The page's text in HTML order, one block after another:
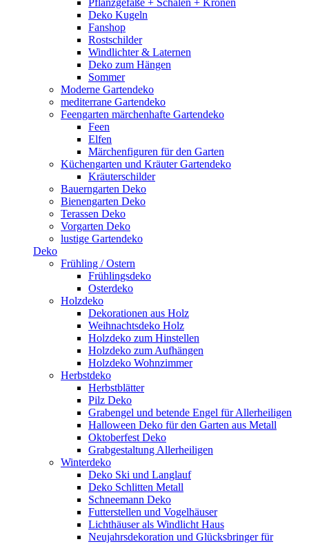
Pflanzgefäße + Schalen + Kronen
Deko Kugeln
Fanshop
Rostschilder
Windlichter & Laternen
Deko zum Hängen
Sommer
Moderne Gartendeko
mediterrane Gartendeko
Feengarten märchenhafte Gartendeko
Feen
Elfen
Märchenfiguren für den Garten
Küchengarten und Kräuter Gartendeko
Kräuterschilder
Bauerngarten Deko
Bienengarten Deko
Terassen Deko
Vorgarten Deko
lustige Gartendeko
Deko
Frühling / Ostern
Frühlingsdeko
Osterdeko
Holzdeko
Dekorationen aus Holz
Weihnachtsdeko Holz
Holzdeko zum Hinstellen
Holzdeko zum Aufhängen
Holzdeko Wohnzimmer
Herbstdeko
Herbstblätter
Pilz Deko
Grabengel und betende Engel für Allerheiligen
Halloween Deko für den Garten aus Metall
Oktoberfest Deko
Grabgestaltung Allerheiligen
Winterdeko
Deko Ski und Langlauf
Deko Schlitten Metall
Schneemann Deko
Futterstellen und Vogelhäuser
Lichthäuser als Windlicht Haus
Neujahrsdekoration und Glücksbringer für